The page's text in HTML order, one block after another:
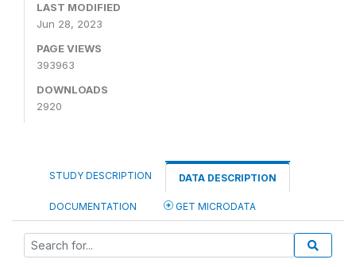
LAST MODIFIED
Jun 28, 2023
PAGE VIEWS
393963
DOWNLOADS
2920
STUDY DESCRIPTION DATA DESCRIPTION
DOCUMENTATION GET MICRODATA